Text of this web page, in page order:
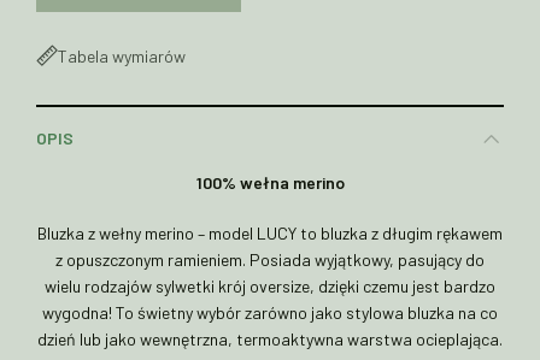
Tabela wymiarów
OPIS
100% wełna merino
Bluzka z wełny merino – model LUCY to bluzka z długim rękawem
z opuszczonym ramieniem. Posiada wyjątkowy, pasujący do
wielu rodzajów sylwetki krój oversize, dzięki czemu jest bardzo
wygodna! To świetny wybór zarówno jako stylowa bluzka na co
dzień lub jako wewnętrzna, termoaktywna warstwa ocieplająca.